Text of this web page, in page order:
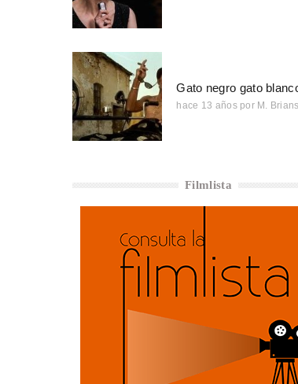
Gato negro gato
hace 13 años por M.
Filmlista